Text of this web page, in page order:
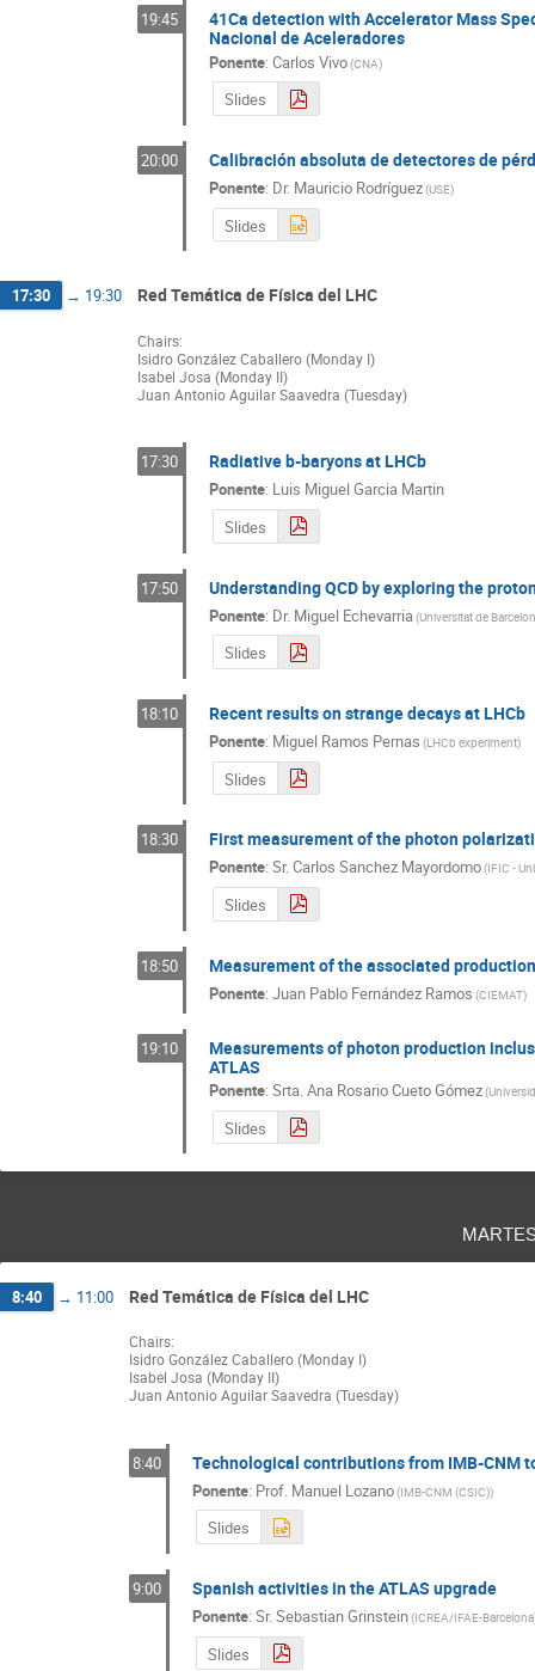
19:45
41Ca detection with Accelerator Mass
Nacional de Aceleradores
Ponente: Carlos Vivo(CNA)
Slides
20:00 Calibración absoluta de detectores de
Ponente: Dr. Mauricio Rodríguez(USE)
Slides
17:30 → 19:30 Red Temática de Física del LHC
Chairs:
Isidro González Caballero (Monday I)
Isabel Josa (Monday II)
Juan Antonio Aguilar Saavedra (Tuesday)
17:30 Radiative b-baryons at LHCb
Ponente: Luis Miguel Garcia Martin
Slides
17:50 Understanding QCD by exploring the
Ponente: Dr. Miguel Echevarria (Universitat de
Slides
18:10 Recent results on strange decays at LHCb
Ponente: Miguel Ramos Pernas (LHCb experiment)
Slides
18:30 First measurement of the photon
Ponente: Sr.Carlos Sanchez Mayordomo(IFIC -
Slides
18:50 Measurement of the associated
Ponente: Juan Pablo Fernández Ramos (CIEMAT)
19:10
Measurements of photon production
ATLAS
Ponente: Srta.Ana Rosario Cueto Gómez(
Slides
8:40 → 11:00 Red Temática de Física del LHC
Chairs:
Isidro González Caballero (Monday I)
Isabel Josa (Monday II)
Juan Antonio Aguilar Saavedra (Tuesday)
8:40 Technological contributions from IMB-CNM
Ponente: Prof. Manuel Lozano(IMB-CNM (CSIC))
Slides
9:00 Spanish activities in the ATLAS upgrade
Ponente: Sr.Sebastian Grinstein(ICREA/IFAE-Barcelona
Slides